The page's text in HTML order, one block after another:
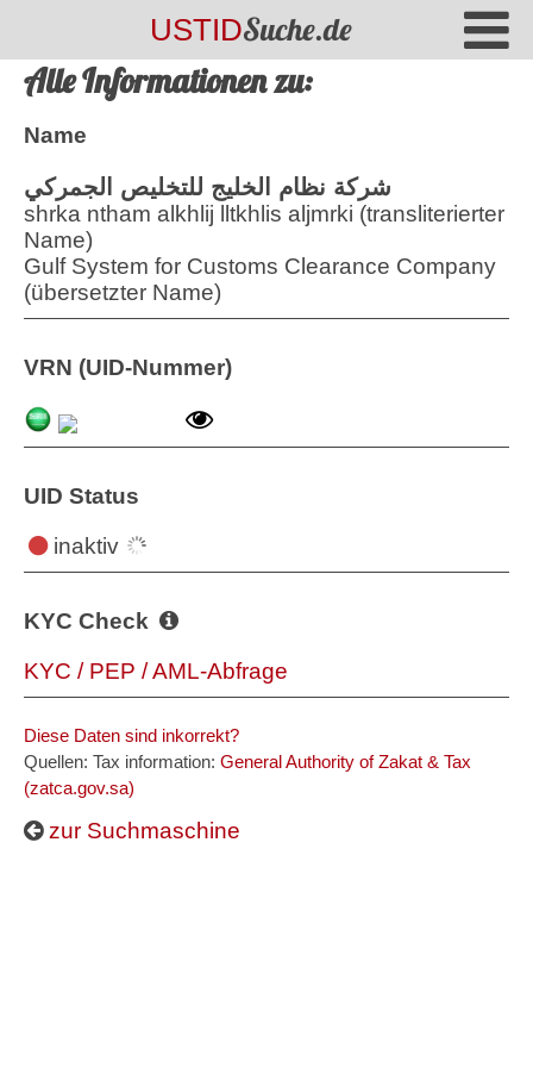
USTIDSuche.de
Alle Informationen zu:
Name
شركة نظام الخليج للتخليص الجمركي
shrka ntham alkhlij lltkhlis aljmrki (transliterierter
Name)
Gulf System for Customs Clearance Company
(übersetzter Name)
VRN (UID-Nummer)
UID Status
inaktiv
KYC Check
KYC / PEP / AML-Abfrage
Diese Daten sind inkorrekt?
Quellen: Tax information: General Authority of Zakat & Tax
(zatca.gov.sa)
zur Suchmaschine